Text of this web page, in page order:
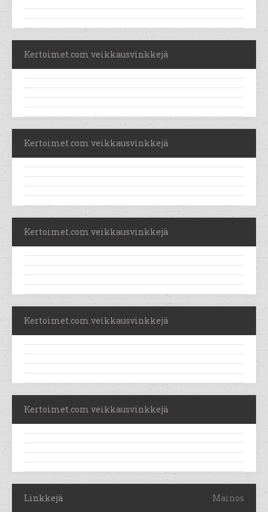
Kertoimet.com veikkausvinkkejä
Kertoimet.com veikkausvinkkejä
Kertoimet.com veikkausvinkkejä
Kertoimet.com veikkausvinkkejä
Kertoimet.com veikkausvinkkejä
Linkkejä Mainos